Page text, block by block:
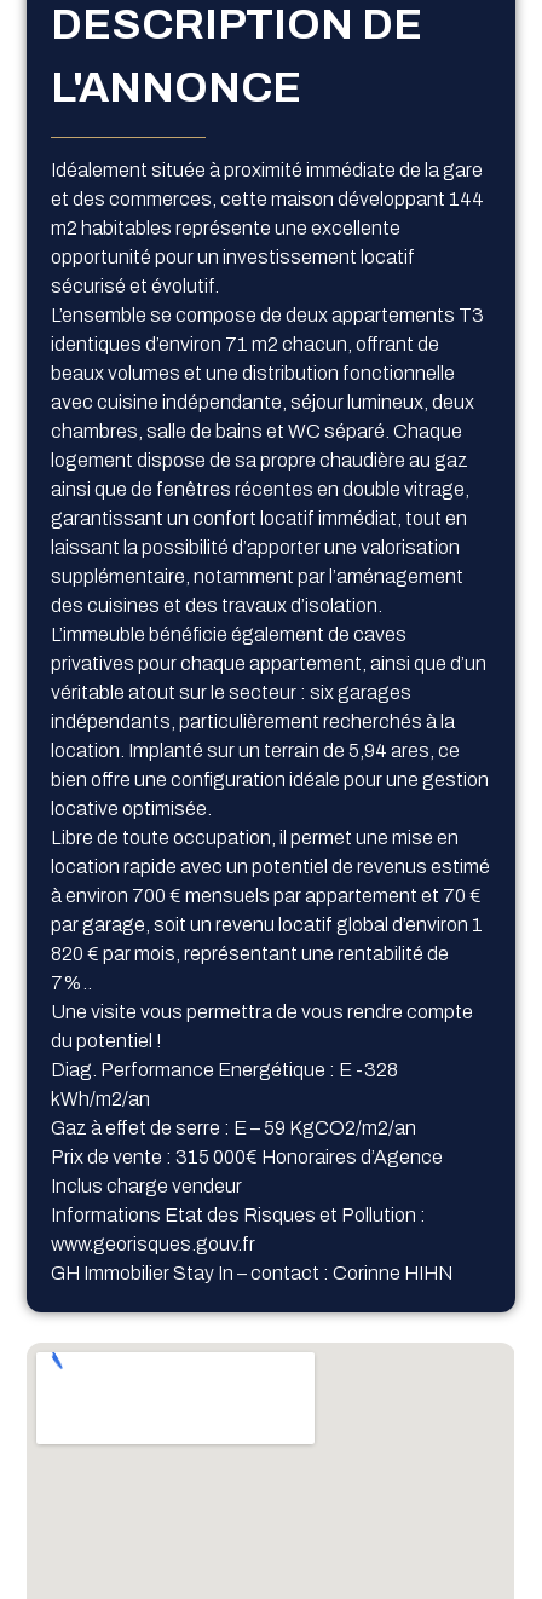
DESCRIPTION DE
L'ANNONCE
Idéalement située à proximité immédiate de la gare
et des commerces, cette maison développant 144
m2 habitables représente une excellente
opportunité pour un investissement locatif
sécurisé et évolutif.
L’ensemble se compose de deux appartements T3
identiques d’environ 71 m2 chacun, offrant de
beaux volumes et une distribution fonctionnelle
avec cuisine indépendante, séjour lumineux, deux
chambres, salle de bains et WC séparé. Chaque
logement dispose de sa propre chaudière au gaz
ainsi que de fenêtres récentes en double vitrage,
garantissant un confort locatif immédiat, tout en
laissant la possibilité d’apporter une valorisation
supplémentaire, notamment par l’aménagement
des cuisines et des travaux d’isolation.
L’immeuble bénéficie également de caves
privatives pour chaque appartement, ainsi que d’un
véritable atout sur le secteur : six garages
indépendants, particulièrement recherchés à la
location. Implanté sur un terrain de 5,94 ares, ce
bien offre une configuration idéale pour une gestion
locative optimisée.
Libre de toute occupation, il permet une mise en
location rapide avec un potentiel de revenus estimé
à environ 700 € mensuels par appartement et 70 €
par garage, soit un revenu locatif global d’environ 1
820 € par mois, représentant une rentabilité de
7%..
Une visite vous permettra de vous rendre compte
du potentiel !
Diag. Performance Energétique : E -328
kWh/m2/an
Gaz à effet de serre : E – 59 KgCO2/m2/an
Prix de vente : 315 000€ Honoraires d’Agence
Inclus charge vendeur
Informations Etat des Risques et Pollution :
www.georisques.gouv.fr
GH Immobilier Stay In – contact : Corinne HIHN